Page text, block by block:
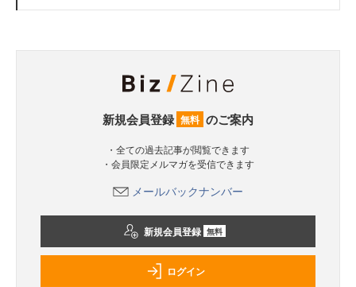
新規会員登録 無料 のご案内
・全ての過去記事が閲覧できます
・会員限定メルマガを受信できます
メールバックナンバー
新規会員登録 無料
ログイン